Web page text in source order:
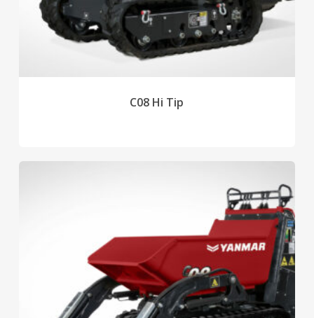
C08 Hi Tip